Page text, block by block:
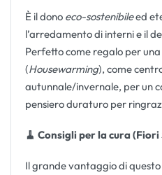
È il dono eco-sostenibileed
l’arredamento di interni e il
Perfetto come regalo per
(Housewarming), come
autunnale/invernale, per un
pensiero duraturo per
🧹 Consigli per la cura (Fiori
Il grande vantaggio di